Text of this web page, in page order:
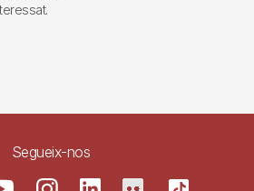
Segueix-nos